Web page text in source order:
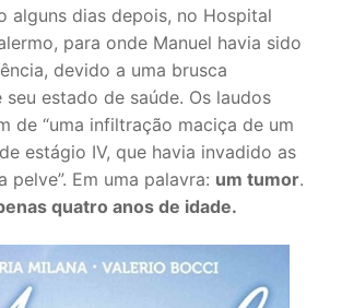
alguns dias depois, no Hospital
para onde Manuel havia sido
devido a uma brusca
estado de saúde. Os laudos
de “uma infiltração maciça de um
estágio IV, que havia invadido as
pelve”. Em uma palavra: um tumor.
quatro anos de idade.